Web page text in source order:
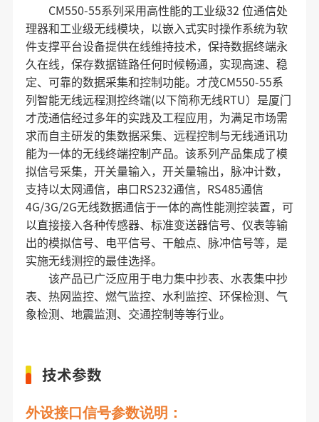
CM550-55系列采用高性能的工业级32 位通信处
理器和工业级无线模块，以嵌入式实时操作系统为软
件支撑平台设备提供在线维持技术，保持数据终端永
久在线，保存数据链路任何时候畅通，实现高速、稳
定、可靠的数据采集和控制功能。 才茂CM550-55系
列智能无线远程测控终端(以下简称无线RTU）是厦门
才茂通信经过多年的实践及工程应用，为满足市场需
求而自主研发的集数据采集、远程控制与无线通讯功
能为一体的无线终端控制产品。该系列产品集成了模
拟信号采集，开关量输入，开关量输出，脉冲计数，
支持以太网通信，串口RS232通信，RS485通信
4G/3G/2G无线数据通信于一体的高性能测控装置，可
以直接接入各种传感器、标准变送器信号、仪表等输
出的模拟信号、电平信号、干触点、脉冲信号等，是
实施无线测控的最佳选择。
该产品已广泛应用于电力集中抄表、水表集中抄
表、热网监控、燃气监控、水利监控、环保检测、气
象检测、地震监测、交通控制等等行业。
技术参数
外设接口信号参数说明：